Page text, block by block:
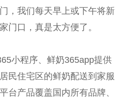
，我们每天早上或下午将新
门口，真是太方便了。
小程序、鲜奶365app提供
民住宅区的鲜奶配送到家服
台产品覆盖国内所有品牌、